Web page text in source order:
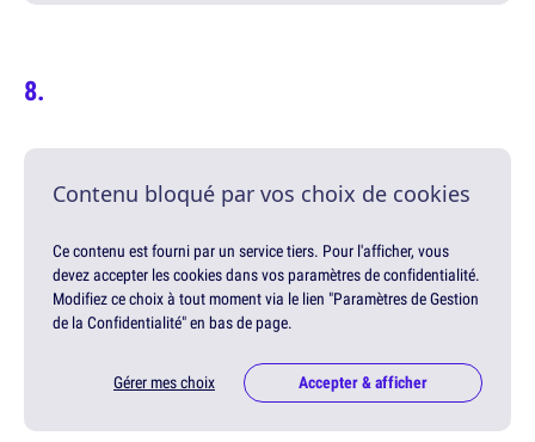
Contenu bloqué par vos choix de cookies
Ce contenu est fourni par un service tiers. Pour l'afficher, vous
devez accepter les cookies dans vos paramètres de confidentialité.
Modifiez ce choix à tout moment via le lien "Paramètres de Gestion
de la Confidentialité" en bas de page.
Gérer mes choix Accepter & afficher